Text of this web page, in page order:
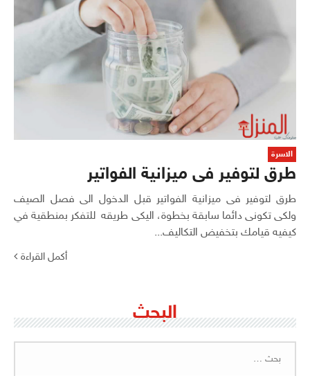
الاسرة
طرق لتوفير فى ميزانية الفواتير
طرق لتوفير فى ميزانية الفواتير قبل الدخول الى فصل الصيف
ولكى تكونى دائما سابقة بخطوة، اليكى طريقه للتفكر بمنطقية في
كيفيه قيامك بتخفيض التكاليف...
أكمل القراءة
البحث